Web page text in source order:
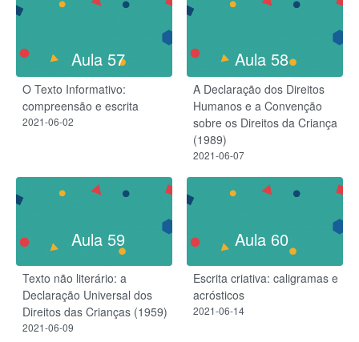
Aula 57
O Texto Informativo:
compreensão e escrita
2021-06-02
Aula 58
A Declaração dos Direitos
Humanos e a Convenção
sobre os Direitos da Criança
(1989)
2021-06-07
Aula 59
Texto não literário: a
Declaração Universal dos
Direitos das Crianças (1959)
2021-06-09
Aula 60
Escrita criativa: caligramas e
acrósticos
2021-06-14